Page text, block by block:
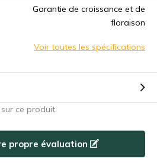
Garantie de croissance et de
floraison
Voir toutes les spécifications
ce produit.
propre évaluation